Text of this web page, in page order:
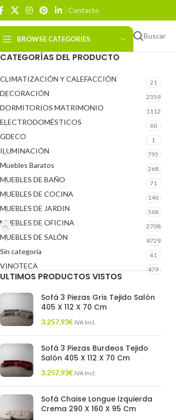
Contacto
BROWSE CATEGORIES Buscar
CATEGORÍAS DEL PRODUCTO
CLIMATIZACIÓN Y CALEFACCIÓN 21
DECORACIÓN 2359
DORMITORIOS MATRIMONIO 1112
ELECTRODOMÉSTICOS 60
GDECO 1
ILUMINACIÓN 795
Muebles Baratos 268
MUEBLES DE BAÑO 71
MUEBLES DE COCINA 146
MUEBLES DE JARDIN 568
MUEBLES DE OFICINA 2708
MUEBLES DE SALÓN 4729
Sin categoría 61
VINOTECA 479
ULTIMOS PRODUCTOS VISTOS
Sofá 3 Piezas Gris Tejido Salón
405 X 112 X 70 Cm
3.257,93€ IVA Incl.
Sofá 3 Piezas Burdeos Tejido
Salón 405 X 112 X 70 Cm
3.257,93€ IVA Incl.
Sofá Chaise Longue Izquierda
Crema 290 X 160 X 95 Cm